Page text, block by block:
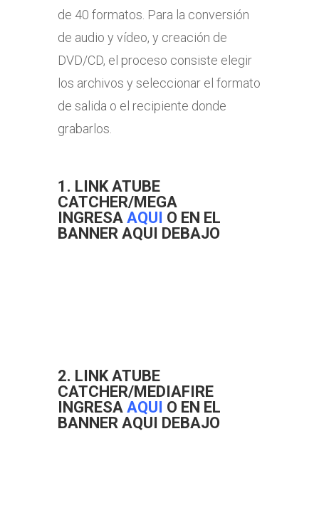
de 40 formatos. Para la conversión
de audio y vídeo, y creación de
DVD/CD, el proceso consiste elegir
los archivos y seleccionar el formato
de salida o el recipiente donde
grabarlos.
1. LINK ATUBE
CATCHER/MEGA
INGRESA AQUI O EN EL
BANNER AQUI DEBAJO
2. LINK ATUBE
CATCHER/MEDIAFIRE
INGRESA AQUI O EN EL
BANNER AQUI DEBAJO